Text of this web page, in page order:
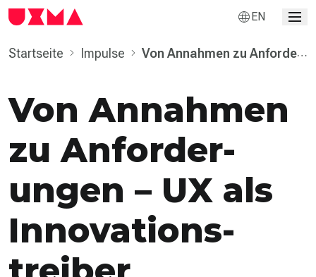
EN
Startseite Impulse
Von Annahmen zu Anforder­
Von Annahmen
zu Anforder­
ungen – UX als
Innovations­